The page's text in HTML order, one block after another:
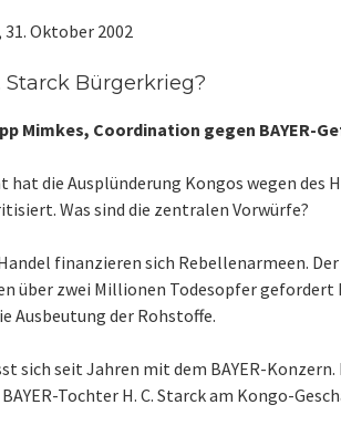
Oktober 2002
Starck Bürgerkrieg?
Mimkes, Coordination gegen BAYER-
hat die Ausplünderung Kongos wegen des
Was sind die zentralen Vorwürfe?
finanzieren sich Rebellenarmeen.
über zwei Millionen Todesopfer gefordert
Ausbeutung der Rohstoffe.
sich seit Jahren mit dem BAYER-Konzern.
Tochter H. C. Starck am Kongo-